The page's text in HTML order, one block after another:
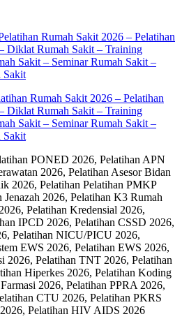
Rumah Sakit 2026 – Pelatihan
Diklat Rumah Sakit – Training
Sakit – Seminar Rumah Sakit –
Sakit
PONED 2026, Pelatihan APN
2026, Pelatihan Asesor Bidan
2026, Pelatihan Pelatihan PMKP
Jenazah 2026, Pelatihan K3 Rumah
Pelatihan Kredensial 2026,
IPCD 2026, Pelatihan CSSD 2026,
Pelatihan NICU/PICU 2026,
EWS 2026, Pelatihan EWS 2026,
2026, Pelatihan TNT 2026, Pelatihan
Hiperkes 2026, Pelatihan Koding
2026, Pelatihan PPRA 2026,
CTU 2026, Pelatihan PKRS
Pelatihan HIV AIDS 2026